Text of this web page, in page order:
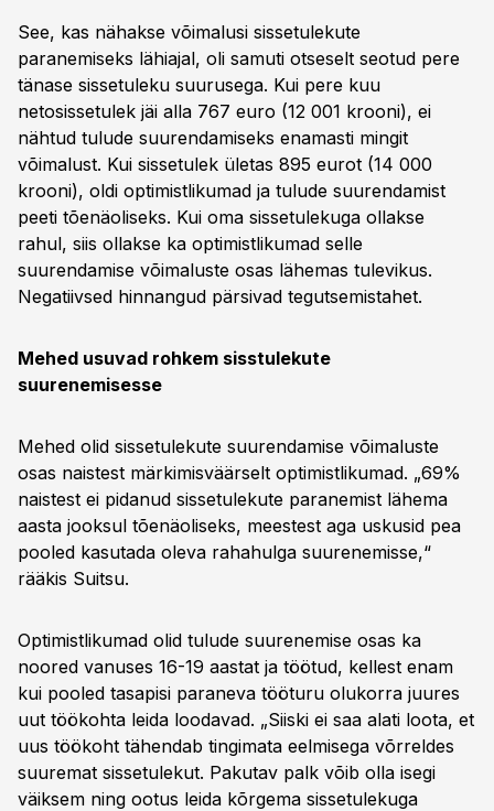
See, kas nähakse võimalusi sissetulekute
paranemiseks lähiajal, oli samuti otseselt seotud pere
tänase sissetuleku suurusega. Kui pere kuu
netosissetulek jäi alla 767 euro (12 001 krooni), ei
nähtud tulude suurendamiseks enamasti mingit
võimalust. Kui sissetulek ületas 895 eurot (14 000
krooni), oldi optimistlikumad ja tulude suurendamist
peeti tõenäoliseks. Kui oma sissetulekuga ollakse
rahul, siis ollakse ka optimistlikumad selle
suurendamise võimaluste osas lähemas tulevikus.
Negatiivsed hinnangud pärsivad tegutsemistahet.
Mehed usuvad rohkem sisstulekute
suurenemisesse
Mehed olid sissetulekute suurendamise võimaluste
osas naistest märkimisväärselt optimistlikumad. „69%
naistest ei pidanud sissetulekute paranemist lähema
aasta jooksul tõenäoliseks, meestest aga uskusid pea
pooled kasutada oleva rahahulga suurenemisse,“
rääkis Suitsu.
Optimistlikumad olid tulude suurenemise osas ka
noored vanuses 16-19 aastat ja töötud, kellest enam
kui pooled tasapisi paraneva tööturu olukorra juures
uut töökohta leida loodavad. „Siiski ei saa alati loota, et
uus töökoht tähendab tingimata eelmisega võrreldes
suuremat sissetulekut. Pakutav palk võib olla isegi
väiksem ning ootus leida kõrgema sissetulekuga